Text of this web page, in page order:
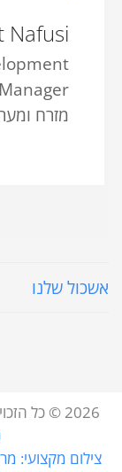
Nafusi
Manager
מזרח
אשכול שלנו
2026 © כל הזכויות שמורות ל
צילום מקצועי: